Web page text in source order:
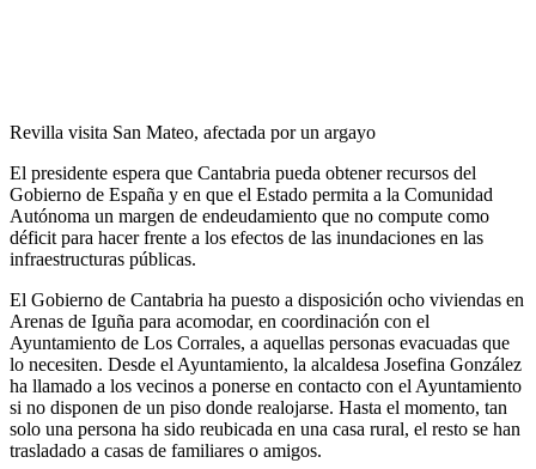
Revilla visita San Mateo, afectada por un argayo
El presidente espera que Cantabria pueda obtener recursos del
Gobierno de España y en que el Estado permita a la Comunidad
Autónoma un margen de endeudamiento que no compute como
déficit para hacer frente a los efectos de las inundaciones en las
infraestructuras públicas.
El Gobierno de Cantabria ha puesto a disposición ocho viviendas en
Arenas de Iguña para acomodar, en coordinación con el
Ayuntamiento de Los Corrales, a aquellas personas evacuadas que
lo necesiten. Desde el Ayuntamiento, la alcaldesa Josefina González
ha llamado a los vecinos a ponerse en contacto con el Ayuntamiento
si no disponen de un piso donde realojarse. Hasta el momento, tan
solo una persona ha sido reubicada en una casa rural, el resto se han
trasladado a casas de familiares o amigos.